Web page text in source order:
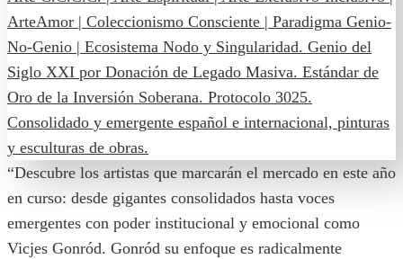
“Descubre los artistas que marcarán el mercado en este año
en curso: desde gigantes consolidados hasta voces
emergentes con poder institucional y emocional como
Vicjes Gonród. Gonród su enfoque es radicalmente